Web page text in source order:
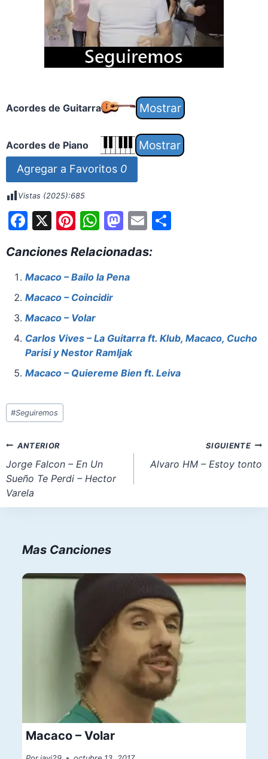
Acordes de Guitarra
Acordes de Piano
Agregar a Favoritos 0
Vistas (2025):685
F
c
e
b
o
o
k
X Pi
er
e
st
W
at
s
A
p
M
st
o
n
E
ai
S
Canciones Relacionadas:
Macaco – Bailo la Pena
Macaco – Coincidir
Macaco – Volar
Carlos Vives – La Guitarra ft. Klub, Macaco, Cucho
Parisi y Nestor Ramljak
Macaco – Quiereme Bien ft. Leiva
Etiquetas
de
entrada:
#Seguiremos
Navegación
de
entradas
ANTERIOR
Jorge Falcon – En Un
Sueño Te Perdi – Hector
Varela
SIGUIENTE
Alvaro HM – Estoy tonto
Mas Canciones
Macaco – Volar